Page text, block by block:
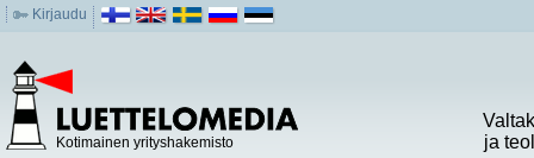
Kirjaudu
Kotimainen yrityshakemisto
ja